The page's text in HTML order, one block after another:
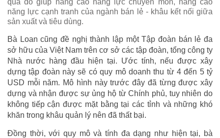
năng lực cạnh tranh của ngành bán lẻ - khâu kết nối giữa
sản xuất và tiêu dùng.
Bà Loan cũng đề nghị thành lập một Tập đoàn bán lẻ đa
sở hữu của Việt Nam trên cơ sở các tập đoàn, tổng công ty
Nhà nước hàng đầu hiện tại. Ước tính, nếu được xây
dựng tập đoàn này sẽ có quy mô doanh thu từ 4 đến 5 tỷ
USD mỗi năm. Mô hình này trước đây đã từng được xây
dựng và nhận được sự ủng hộ từ Chính phủ, tuy nhiên do
không tiếp cận được mặt bằng tại các tỉnh và những khó
khăn trong khâu quản lý nên đã thất bại.
Đồng thời, với quy mô và tính đa dạng như hiện tại, bà